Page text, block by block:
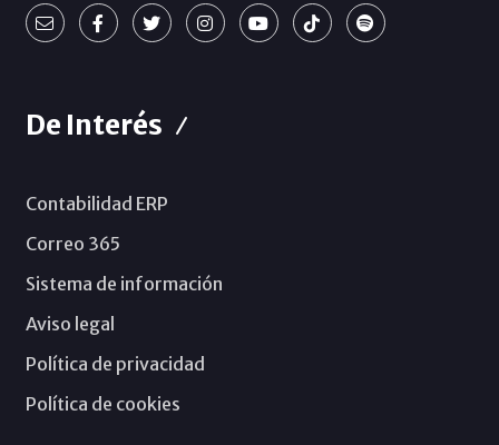
De Interés
Contabilidad ERP
Correo 365
Sistema de información
Aviso legal
Política de privacidad
Política de cookies